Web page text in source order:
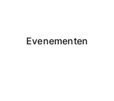
Evenementen